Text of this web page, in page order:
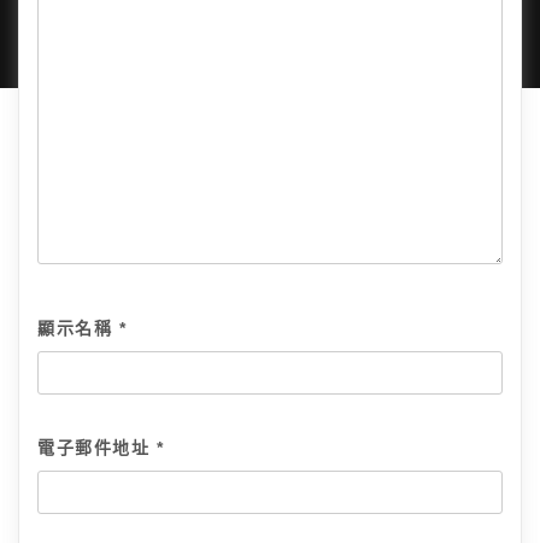
顯示名稱 *
電子郵件地址*